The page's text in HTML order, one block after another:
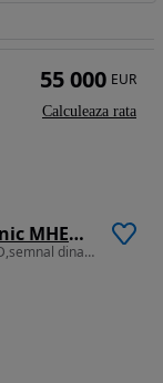
Audi Q3 Sportback 1.5 35 TFSI S tronic MHEV S Line
1498 cm3 • 150 CP • Tech pro, Faruri si stopuri LED,semnal dinamic, Pachet exterior S line
55 000 EUR
Calculeaza rata